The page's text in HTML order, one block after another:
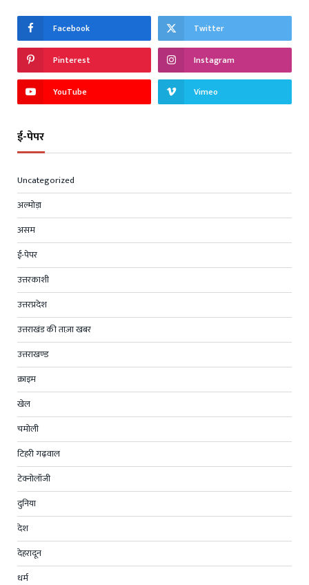
Facebook Twitter
Pinterest Instagram
YouTube Vimeo
ई-पेपर
Uncategorized
अल्मोड़ा
असम
ई-पेपर
उत्तरकाशी
उत्तरप्रदेश
उत्तराखंड की ताज़ा खबर
उत्तराखण्ड
क्राइम
खेल
चमोली
टिहरी गढ़वाल
टेक्नोलॉजी
दुनिया
देश
देहरादून
धर्म